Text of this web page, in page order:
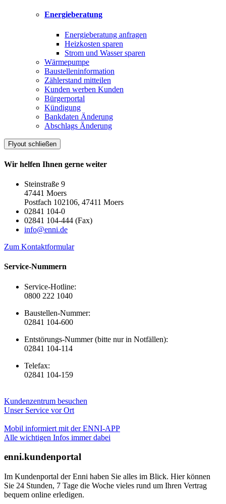
Energieberatung
Energieberatung anfragen
Heizkosten sparen
Strom und Wasser sparen
Wärmepumpe
Baustelleninformation
Zählerstand mitteilen
Kunden werben Kunden
Bürgerportal
Kündigung
Bankdaten Änderung
Abschlags Änderung
Flyout schließen
Wir helfen Ihnen gerne weiter
Steinstraße 9
47441 Moers
Postfach 102106, 47411 Moers
02841 104-0
02841 104-444 (Fax)
info@enni.de
Zum Kontaktformular
Service-Nummern
Service-Hotline:
0800 222 1040
Baustellen-Nummer:
02841 104-600
Entstörungs-Nummer (bitte nur in Notfällen):
02841 104-114
Telefax:
02841 104-159
Kundenzentrum besuchen
Unser Service vor Ort
Mobil informiert mit der ENNI-APP
Alle wichtigen Infos immer dabei
enni.kundenportal
Im Kundenportal der Enni haben Sie alles im Blick. Hier können
Sie 24 Stunden, 7 Tage die Woche vieles rund um Ihren Vertrag
bequem online erledigen.